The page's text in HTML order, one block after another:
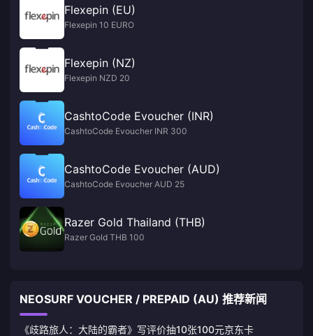
Flexepin (EU)
Flexepin 10 EURO
Flexepin (NZ)
Flexepin NZD 20
CashtoCode Evoucher (INR)
CashtoCode Evoucher INR 300
CashtoCode Evoucher (AUD)
CashtoCode Evoucher AUD 25
Razer Gold Thailand (THB)
Razer Gold THB 100
NEOSURF VOUCHER / PREPAID (AU) 推荐新闻
《歧路旅人：大陆的霸者》写评价抽10张100元京东卡